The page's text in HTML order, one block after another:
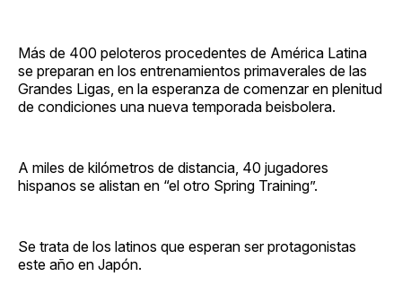
Más de 400 peloteros procedentes de América Latina
se preparan en los entrenamientos primaverales de las
Grandes Ligas, en la esperanza de comenzar en plenitud
de condiciones una nueva temporada beisbolera.
A miles de kilómetros de distancia, 40 jugadores
hispanos se alistan en “el otro Spring Training”.
Se trata de los latinos que esperan ser protagonistas
este año en Japón.